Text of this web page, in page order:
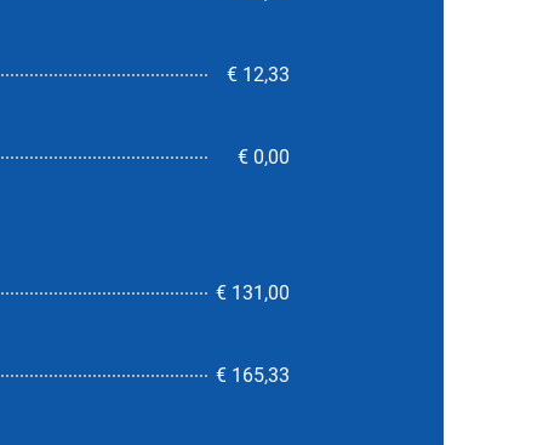
€ 12,33
€ 0,00
€ 131,00
€ 165,33